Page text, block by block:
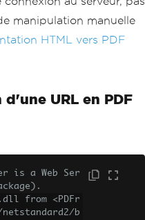
manipulation manuelle
HTML vers PDF
URL en PDF
is a Web Ser
from <PDFr
b